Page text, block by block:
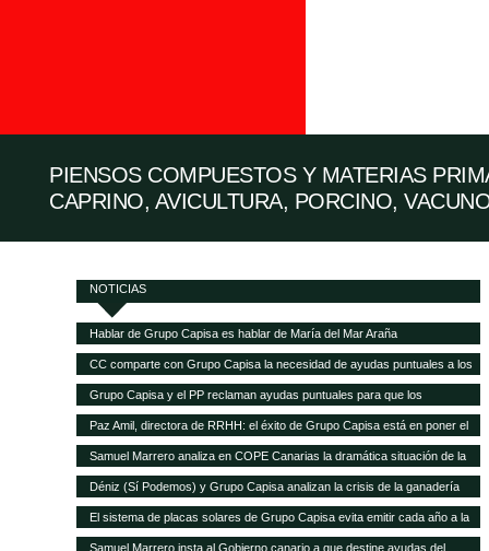
PIENSOS COMPUESTOS Y MATERIAS
CAPRINO, AVICULTURA, PORCINO,
NOTICIAS
Hablar de Grupo Capisa es hablar de María del Mar Araña
CC comparte con Grupo Capisa la necesidad de ayudas puntuales a los
ganaderos canarios
Grupo Capisa y el PP reclaman ayudas puntuales para que los
ganaderos canarios puedan pagar la gran subida de la alimentación
animal
Paz Amil, directora de RRHH: el éxito de Grupo Capisa está en poner el
foco en las personas
Samuel Marrero analiza en COPE Canarias la dramática situación de la
ganadería canaria
Déniz (Sí Podemos) y Grupo Capisa analizan la crisis de la ganadería
canaria
El sistema de placas solares de Grupo Capisa evita emitir cada año a la
atmósfera 95,5 toneladas de CO2
Samuel Marrero insta al Gobierno canario a que destine ayudas del